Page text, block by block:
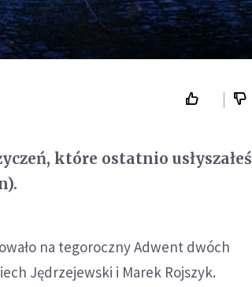
które ostatnio usłyszałeś
na tegoroczny Adwent dwóch
Jędrzejewski i Marek Rojszyk.